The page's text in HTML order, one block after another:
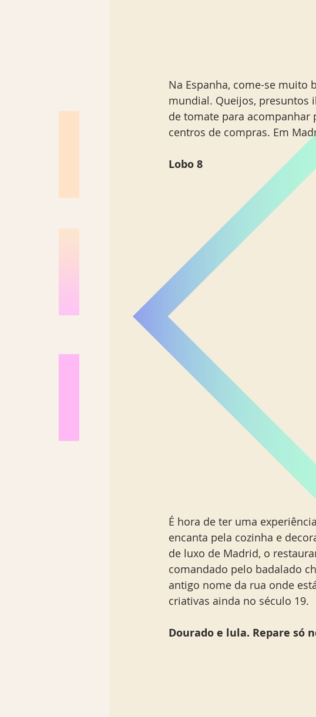
Na Espanha, come-se
mundial. Queijos, presuntos
de tomate para acompanhar
centros de compras. Em
Lobo 8
É hora de ter uma
encanta pela cozinha e
de luxo de Madrid, o
comandado pelo badalado
antigo nome da rua onde
criativas ainda no século 19.
Dourado e lula. Repare só